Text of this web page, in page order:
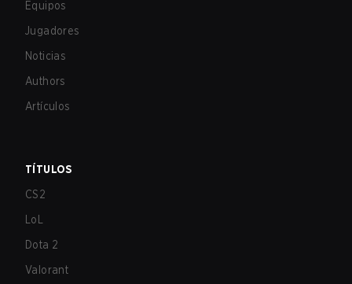
Equipos
Jugadores
Noticias
Authors
Artículos
TÍTULOS
CS2
LoL
Dota 2
Valorant